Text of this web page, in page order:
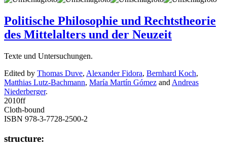
Politische Philosophie und Rechtstheorie
des Mittelalters und der Neuzeit
Texte und Untersuchungen.
Edited by Thomas Duve, Alexander Fidora, Bernhard Koch,
Matthias Lutz-Bachmann, María Martín Gómez and Andreas
Niederberger.
2010ff
Cloth-bound
ISBN 978-3-7728-2500-2
structure: